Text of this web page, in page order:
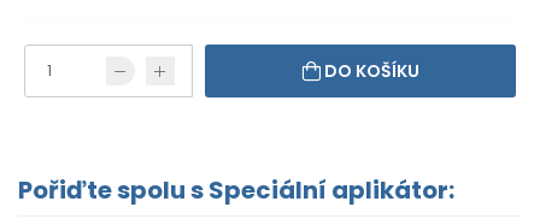
DO KOŠÍKU
Pořiďte spolu s Speciální aplikátor: